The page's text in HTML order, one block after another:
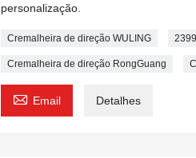
personalização.
Cremalheira de direção WULING
Cremalheira de direção RongGuang
 Email Detalhes